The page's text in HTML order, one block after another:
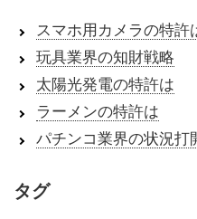
スマホ用カメラの特許
玩具業界の知財戦略
太陽光発電の特許は
ラーメンの特許は
パチンコ業界の状況打
タグ